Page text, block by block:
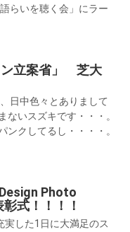
らいを聴く会」にラー
ン立案省」 芝大
日中色々とありまして
ないスズキです・・・。
ンクしてるし・・・・。
Photo
式！！！！
実した1日に大満足のス